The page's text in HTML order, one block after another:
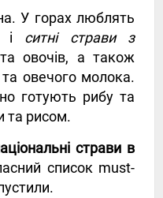
У горах люблять
і ситні страви з
овочів, а також
та овечого молока.
готують рибу та
та рисом.
страви в
список must-